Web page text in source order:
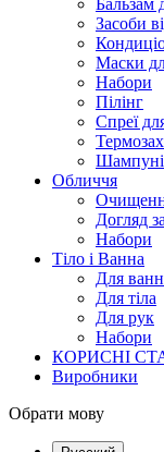
Бальзам
Засоби
Маски
Набори
Пілінг
Спреї
Шампуні
Обличчя
Догляд
Набори
Тіло і Ванна
Для
Для тіла
Для рук
Набори
КОРИСНІ
Виробники
Обрати мову